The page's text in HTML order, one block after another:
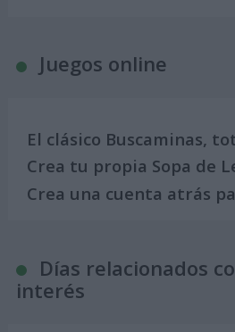
Juegos online
El clásico Buscaminas,
Crea tu propia Sopa de
Crea una cuenta atrás
Días relacionados
interés